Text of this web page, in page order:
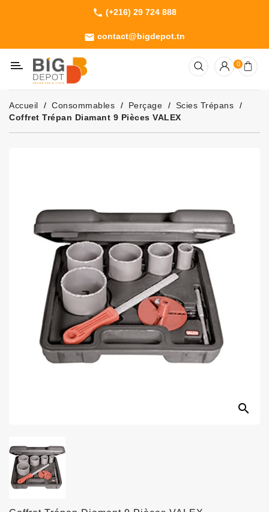
phone (+216) 29 724 888
email contact@bigdepot.tn
Machines
Outillage
Jardinage
Consommables
0
Accueil Consommables Perçage
Scies Trépans
Coffret Trépan Diamant 9 Pièces VALEX
search